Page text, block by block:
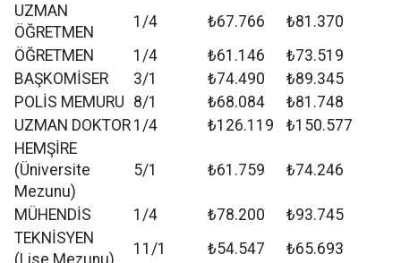
UZMAN
ÖĞRETMEN
1/4 ₺67.766
₺81.370
ÖĞRETMEN
1/4 ₺61.146
₺73.519
BAŞKOMİSER
3/1 ₺74.490
₺89.345
POLİS MEMURU 8/1 ₺68.084
₺81.748
UZMAN DOKTOR 1/4 ₺126.119
₺150.577
HEMŞİRE
(Üniversite
Mezunu)
5/1 ₺61.759 ₺74.246
MÜHENDİS 1/4 ₺78.200
₺93.745
TEKNİSYEN
(Lise Mezunu)
11/1 ₺54.547
₺65.693